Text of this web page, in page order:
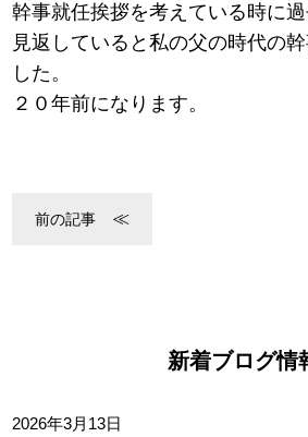
幹事就任挨拶を考えている時に
見返していると私の父の時代の
した。
２０年前になります。
前の記事
新着ブログ情
2026年3月13日